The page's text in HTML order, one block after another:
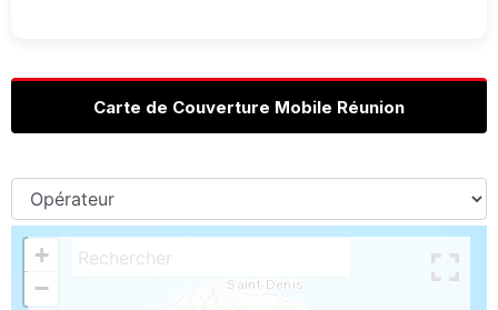
Carte de Couverture Mobile Réunion